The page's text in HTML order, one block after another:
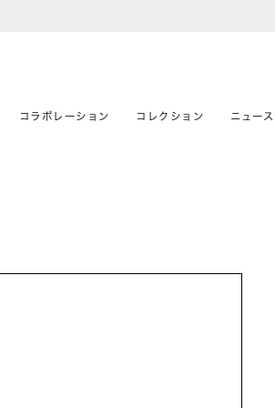
コラボレーション コレクション ニュース